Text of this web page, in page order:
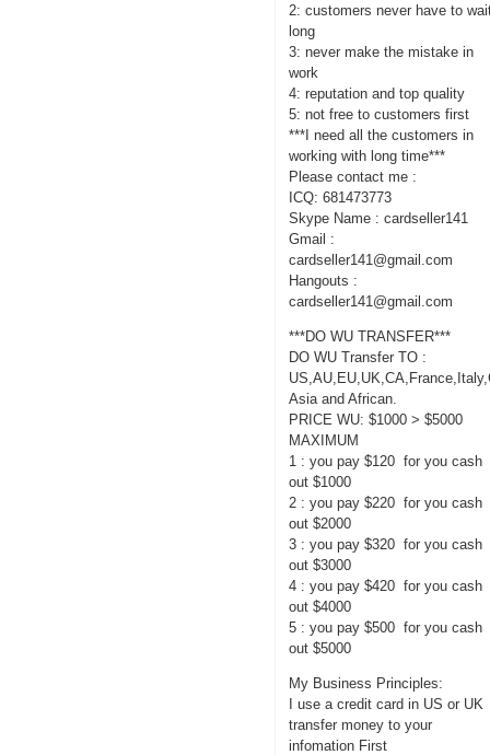
2: customers never have to
long
3: never make the mistake in
work
4: reputation and top quality
5: not free to customers first
***I need all the customers in
working with long time***
Please contact me :
ICQ: 681473773
Skype Name : cardseller141
Gmail :
cardseller141@gmail.com
Hangouts :
cardseller141@gmail.com
***DO WU TRANSFER***
DO WU Transfer TO :
Asia and African.
PRICE WU: $1000 > $5000
MAXIMUM
1 : you pay $120 for you cash
out $1000
2 : you pay $220 for you cash
out $2000
3 : you pay $320 for you cash
out $3000
4 : you pay $420 for you cash
out $4000
5 : you pay $500 for you cash
out $5000
My Business Principles:
I use a credit card in US or UK
transfer money to your
infomation First